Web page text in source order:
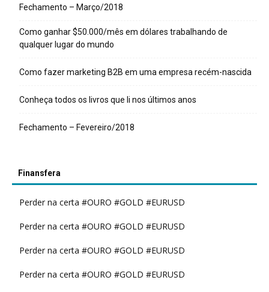
Fechamento – Março/2018
Como ganhar $50.000/mês em dólares trabalhando de
qualquer lugar do mundo
Como fazer marketing B2B em uma empresa recém-nascida
Conheça todos os livros que li nos últimos anos
Fechamento – Fevereiro/2018
Finansfera
Perder na certa #OURO #GOLD #EURUSD
Perder na certa #OURO #GOLD #EURUSD
Perder na certa #OURO #GOLD #EURUSD
Perder na certa #OURO #GOLD #EURUSD